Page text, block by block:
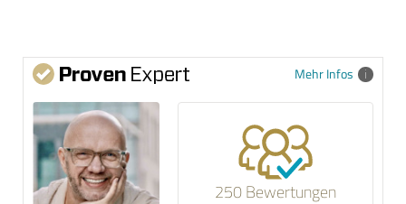
Mehr Infos
250 Bewertungen